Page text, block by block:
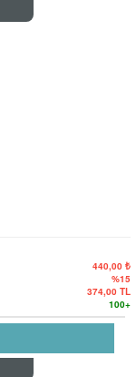
440,00 ₺
%15
374,00 TL
100+